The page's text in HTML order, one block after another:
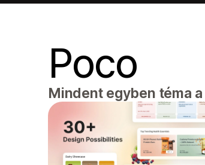
Poco
Mindent egyben téma